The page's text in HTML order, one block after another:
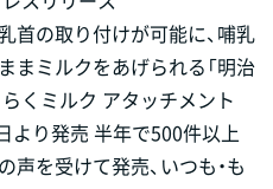
首の取り付けが可能に、哺乳
まミルクをあげられる「明治
くミルク アタッチメント
より発売 半年で500件以上
声を受けて発売、いつも・も